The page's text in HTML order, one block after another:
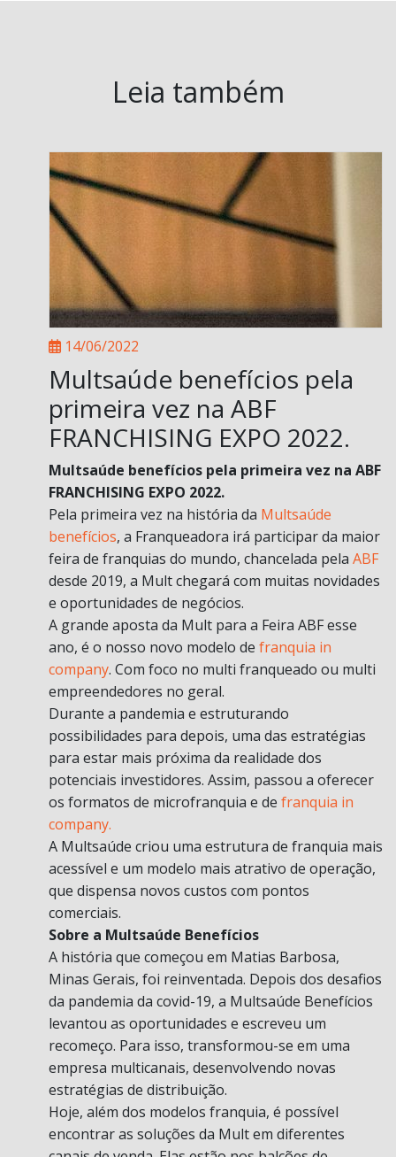
Leia também
14/06/2022
Multsaúde benefícios pela
primeira vez na ABF
FRANCHISING EXPO 2022.
Multsaúde benefícios pela primeira vez na ABF
FRANCHISING EXPO 2022.
Pela primeira vez na história da Multsaúde
benefícios, a Franqueadora irá participar da maior
feira de franquias do mundo, chancelada pela ABF
desde 2019, a Mult chegará com muitas novidades
e oportunidades de negócios.
A grande aposta da Mult para a Feira ABF esse
ano, é o nosso novo modelo de franquia in
company. Com foco no multi franqueado ou multi
empreendedores no geral.
Durante a pandemia e estruturando
possibilidades para depois, uma das estratégias
para estar mais próxima da realidade dos
potenciais investidores. Assim, passou a oferecer
os formatos de microfranquia e de franquia in
company.
A Multsaúde criou uma estrutura de franquia mais
acessível e um modelo mais atrativo de operação,
que dispensa novos custos com pontos
comerciais.
Sobre a Multsaúde Benefícios
A história que começou em Matias Barbosa,
Minas Gerais, foi reinventada. Depois dos desafios
da pandemia da covid-19, a Multsaúde Benefícios
levantou as oportunidades e escreveu um
recomeço. Para isso, transformou-se em uma
empresa multicanais, desenvolvendo novas
estratégias de distribuição.
Hoje, além dos modelos franquia, é possível
encontrar as soluções da Mult em diferentes